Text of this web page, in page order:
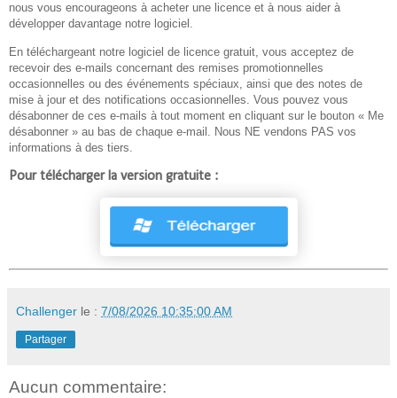
nous vous encourageons à acheter une licence et à nous aider à
développer davantage notre logiciel.
En téléchargeant notre logiciel de licence gratuit, vous acceptez de
recevoir des e-mails concernant des remises promotionnelles
occasionnelles ou des événements spéciaux, ainsi que des notes de
mise à jour et des notifications occasionnelles. Vous pouvez vous
désabonner de ces e-mails à tout moment en cliquant sur le bouton « Me
désabonner » au bas de chaque e-mail. Nous NE vendons PAS vos
informations à des tiers.
Pour télécharger la version gratuite :
Challenger le : 7/08/2026 10:35:00 AM
Partager
Aucun commentaire: